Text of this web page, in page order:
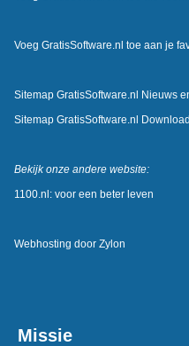
Voeg GratisSoftware.nl toe aan je
Sitemap GratisSoftware.nl Nieuws
Sitemap GratisSoftware.nl
Bekijk onze andere website:
1100.nl: voor een beter leven
Webhosting door Zylon
Missie